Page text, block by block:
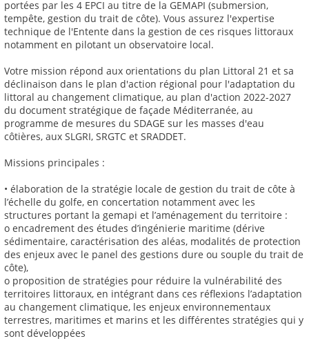
portées par les 4 EPCI au titre de la GEMAPI (submersion,
tempête, gestion du trait de côte). Vous assurez l'expertise
technique de l'Entente dans la gestion de ces risques littoraux
notamment en pilotant un observatoire local.
Votre mission répond aux orientations du plan Littoral 21 et sa
déclinaison dans le plan d'action régional pour l'adaptation du
littoral au changement climatique, au plan d'action 2022-2027
du document stratégique de façade Méditerranée, au
programme de mesures du SDAGE sur les masses d'eau
côtières, aux SLGRI, SRGTC et SRADDET.
Missions principales :
• élaboration de la stratégie locale de gestion du trait de côte à
l’échelle du golfe, en concertation notamment avec les
structures portant la gemapi et l’aménagement du territoire :
o encadrement des études d’ingénierie maritime (dérive
sédimentaire, caractérisation des aléas, modalités de protection
des enjeux avec le panel des gestions dure ou souple du trait de
côte),
o proposition de stratégies pour réduire la vulnérabilité des
territoires littoraux, en intégrant dans ces réflexions l’adaptation
au changement climatique, les enjeux environnementaux
terrestres, maritimes et marins et les différentes stratégies qui y
sont développées